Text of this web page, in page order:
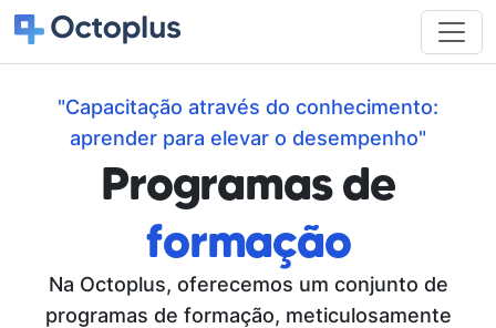
"Capacitação através do conhecimento:
aprender para elevar o desempenho"
Programas de
formação
Na Octoplus, oferecemos um conjunto de
programas de formação, meticulosamente